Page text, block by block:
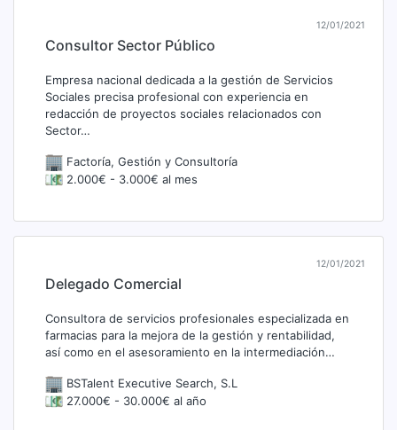
12/01/2021
Consultor Sector Público
Empresa nacional dedicada a la gestión de Servicios
Sociales precisa profesional con experiencia en
redacción de proyectos sociales relacionados con
Sector…
Factoría, Gestión y Consultoría
2.000€ - 3.000€ al mes
12/01/2021
Delegado Comercial
Consultora de servicios profesionales especializada en
farmacias para la mejora de la gestión y rentabilidad,
así como en el asesoramiento en la intermediación…
BSTalent Executive Search, S.L
27.000€ - 30.000€ al año